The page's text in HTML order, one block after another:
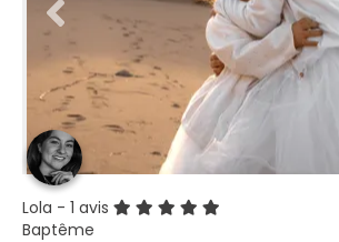
Lola - 1 avis
Baptême